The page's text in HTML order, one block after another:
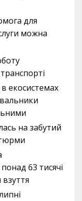
для
можна
екосистемах
на забутий
63 тисячі